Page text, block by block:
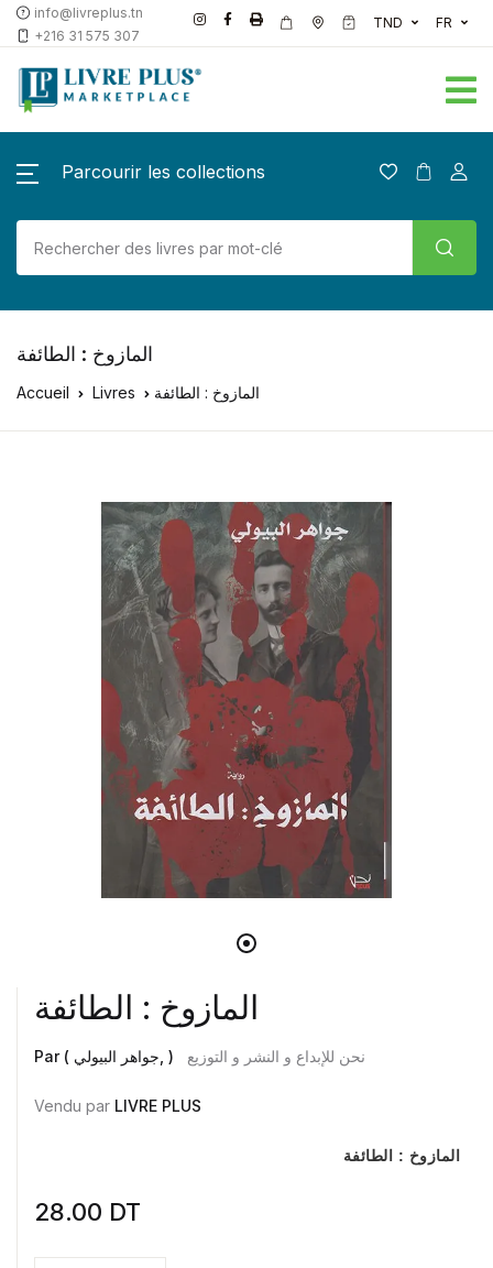
info@livreplus.tn
+216 31 575 307
TND FR
Parcourir les collections
المازوخ : الطائفة
Accueil Livres المازوخ : الطائفة
المازوخ : الطائفة
Par ( جواهر البيولي, ) نحن للإبداع و النشر و التوزيع
Vendu par LIVRE PLUS
المازوخ : الطائفة
28.00 DT